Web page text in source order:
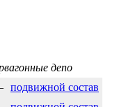
депо
подвижной состав